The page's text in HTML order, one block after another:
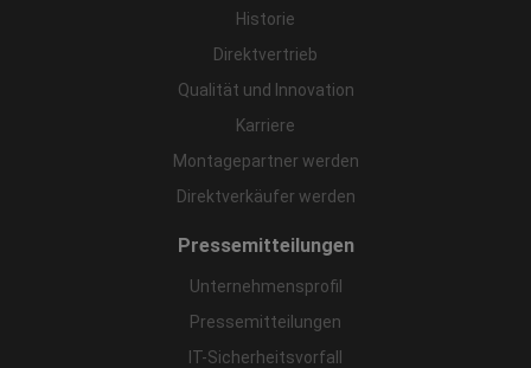
Historie
Direktvertrieb
Qualität und Innovation
Karriere
Montagepartner werden
Direktverkäufer werden
Pressemitteilungen
Unternehmensprofil
Pressemitteilungen
IT-Sicherheitsvorfall